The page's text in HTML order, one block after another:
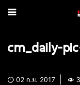
cm_daily-
02 ก.ย. 2017